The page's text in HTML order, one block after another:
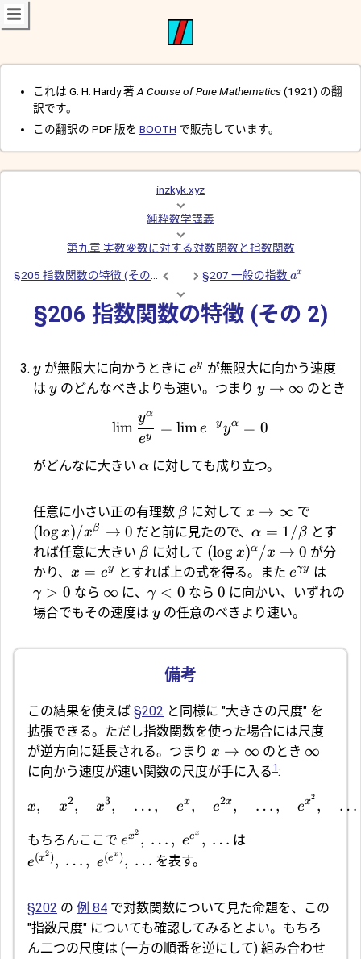
これは G. H. Hardy 著 A Course of Pure Mathematics(1921) の翻
訳です。
この翻訳の PDF 版を BOOTH で販売しています。
inzkyk.xyz
純粋数学講義
第九章 実数変数に対する対数関数と指数関数
§207 一般の指数ax
§206 指数関数の特徴 (その 2)
yが無限大に向かうときに ey が無限大に向かう速度
は yのどんなべきよりも速い。つまり y → ∞ のとき
lim
ey
yα
= lime−yyα = 0
がどんなに大きい α に対しても成り立つ。
任意に小さい正の有理数 β に対してx → ∞ で
(logx)/xβ → 0 だと前に見たので、α = 1/β とす
れば任意に大きい β に対して (log x)α /x → 0 が分
かり、 x = ey とすれば上の式を得る。また eγy は
γ > 0 なら ∞ に、 γ < 0 なら 0 に向かい、いずれの
場合でもその速度は yの任意のべきより速い。
この結果を使えば §202 と同様に "大きさの尺度" を
拡張できる。ただし指数関数を使った場合には尺度
が逆方向に延長される。つまり x → ∞ のとき ∞
に向かう速度が速い関数の尺度が手に入る 1:
x, x2, x3, … , ex, e2x, … , ex2 , …
もちろんここで ex2 , … , eex , … は
e(x2), … , e(ex ), … を表す。
§202 の 例 84 で対数関数について見た命題を、この
"指数尺度" についても確認してみるとよい。もちろ
ん二つの尺度は (一方の順番を逆にして) 組み合わせ